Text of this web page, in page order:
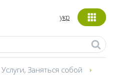
укр
Услуги, Заняться собой